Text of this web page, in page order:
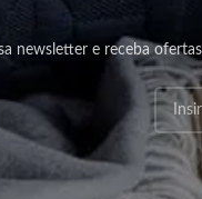
newsletter e receba